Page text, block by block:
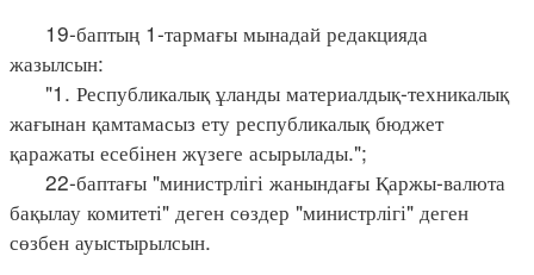
19-баптың 1-тармағы мынадай редакцияда
жазылсын:
"1. Республикалық ұланды материалдық-техникалық
жағынан қамтамасыз ету республикалық бюджет
қаражаты есебінен жүзеге асырылады.";
22-баптағы "министрлігі жанындағы Қаржы-валюта
бақылау комитеті" деген сөздер "министрлігі" деген
сөзбен ауыстырылсын.